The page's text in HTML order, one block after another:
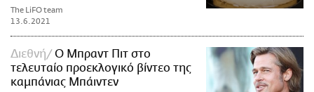
The LiFO team
13.6.2021
Διεθνή
O Μπραντ Πιτ στο
τελευταίο προεκλογικό βίντεο της
καμπάνιας Μπάιντεν